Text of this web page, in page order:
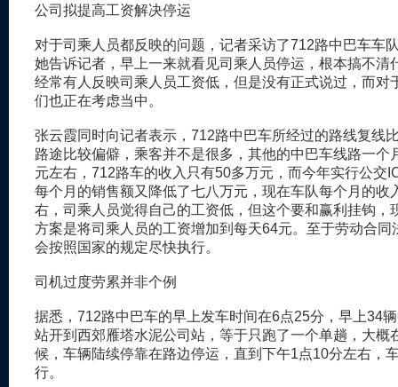
公司拟提高工资解决停运
对于司乘人员都反映的问题，记者采访了712路中巴车车
她告诉记者，早上一来就看见司乘人员停运，根本搞不清
经常有人反映司乘人员工资低，但是没有正式说过，而对
们也正在考虑当中。
张云霞同时向记者表示，712路中巴车所经过的路线复线
路途比较偏僻，乘客并不是很多，其他的中巴车线路一个
元左右，712路车的收入只有50多万元，而今年实行公交
每个月的销售额又降低了七八万元，现在车队每个月的收
右，司乘人员觉得自己的工资低，但这个要和赢利挂钩，
方案是将司乘人员的工资增加到每天64元。至于劳动合同
会按照国家的规定尽快执行。
司机过度劳累并非个例
据悉，712路中巴车的早上发车时间在6点25分，早上34
站开到西郊雁塔水泥公司站，等于只跑了一个单趟，大概
候，车辆陆续停靠在路边停运，直到下午1点10分左右，
行。